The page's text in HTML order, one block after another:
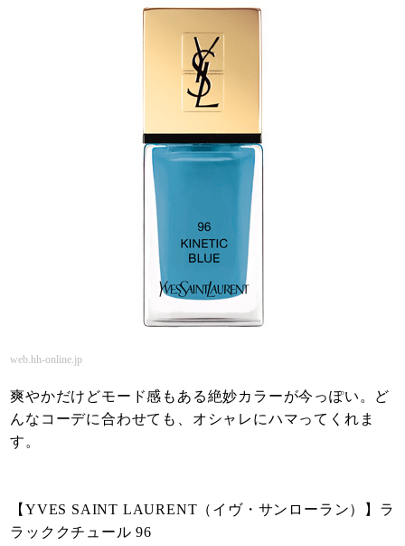
web.hh-online.jp
爽やかだけどモード感もある絶妙カラーが今っぽい。ど
んなコーデに合わせても、オシャレにハマってくれま
す。
【YVES SAINT LAURENT（イヴ・サンローラン）】ラ
ラッククチュール 96